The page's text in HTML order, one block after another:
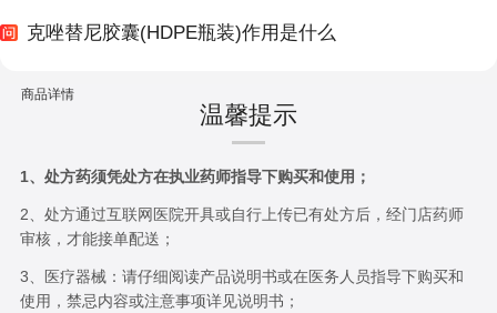
克唑替尼胶囊(HDPE瓶装)作用是什么
商品详情
温馨提示
1、处方药须凭处方在执业药师指导下购买和使用；
2、处方通过互联网医院开具或自行上传已有处方后，经门店药师
审核，才能接单配送；
3、医疗器械：请仔细阅读产品说明书或在医务人员指导下购买和
使用，禁忌内容或注意事项详见说明书；